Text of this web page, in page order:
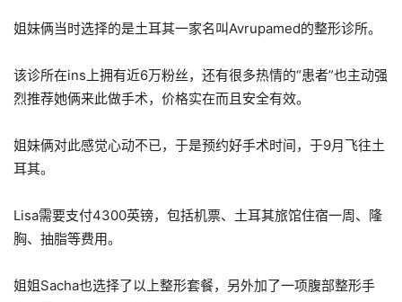
姐妹俩当时选择的是土耳其一家名叫Avrupamed的整形诊所。
该诊所在ins上拥有近6万粉丝，还有很多热情的“患者”也主动强
烈推荐她俩来此做手术，价格实在而且安全有效。
姐妹俩对此感觉心动不已，于是预约好手术时间，于9月飞往土
耳其。
Lisa需要支付4300英镑，包括机票、土耳其旅馆住宿一周、隆
胸、抽脂等费用。
姐姐Sacha也选择了以上整形套餐，另外加了一项腹部整形手